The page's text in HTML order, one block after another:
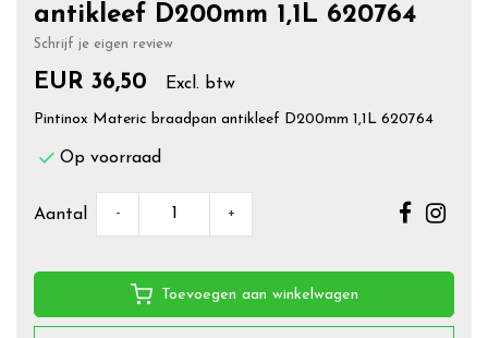
antikleef D200mm 1,1L 620764
Schrijf je eigen review
EUR 36,50 Excl. btw
Pintinox Materic braadpan antikleef D200mm 1,1L 620764
Op voorraad
Aantal - +
Toevoegen aan winkelwagen